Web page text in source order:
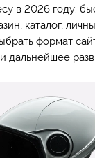
в 2026 году:
каталог,
формат
дальнейшее